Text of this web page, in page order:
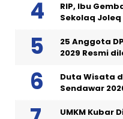
RIP, Ibu
Sekolaq
25 Anggota
2029 Resmi
Duta Wisata
Sendawar
UMKM Kubar